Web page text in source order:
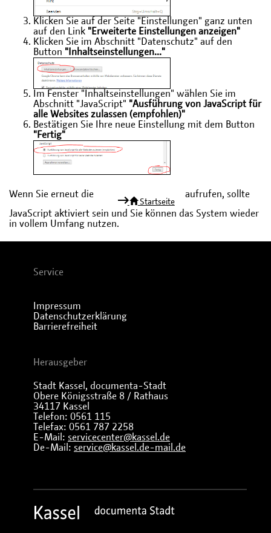
Klicken Sie auf der Seite "Einstellungen" ganz unten
auf den Link "Erweiterte Einstellungen anzeigen"
Klicken Sie im Abschnitt "Datenschutz" auf den
Button "Inhaltseinstellungen..."
Im Fenster "Inhaltseinstellungen" wählen Sie im
Abschnitt "JavaScript" "Ausführung von JavaScript für
alle Websites zulassen (empfohlen)"
Bestätigen Sie Ihre neue Einstellung mit dem Button
"Fertig"
Wenn Sie erneut die
Startseite
aufrufen, sollte
JavaScript aktiviert sein und Sie können das System wieder
in vollem Umfang nutzen.
Service
Impressum
Datenschutzerklärung
Barrierefreiheit
Herausgeber
Stadt Kassel, documenta-Stadt
Obere Königsstraße 8 / Rathaus
34117 Kassel
Telefon: 0561 115
Telefax: 0561 787 2258
E-Mail: servicecenter@kassel.de
De-Mail: service@kassel.de-mail.de